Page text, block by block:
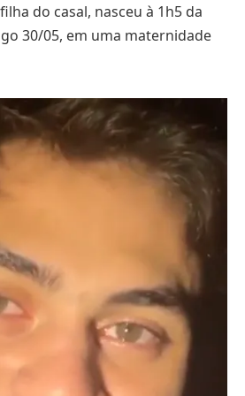
do casal, nasceu à 1h5 da
30/05, em uma maternidade